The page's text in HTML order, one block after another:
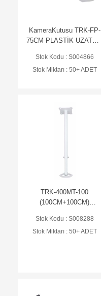
KameraKutusu TRK-FP-
75CM PLASTİK UZATMA
Stok Kodu : S004866
Stok Miktarı : 50+ ADET
TRK-400MT-100
(100CM+100CM)
(Ral 9016)
Stok Kodu : S008288
Stok Miktarı : 50+ ADET